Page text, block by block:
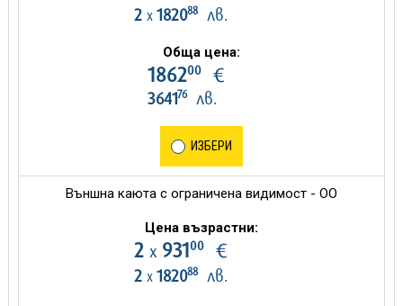
2 х 182088лв.
Обща цена:
186200€
364176лв.
ИЗБЕРИ
Външна каюта с ограничена видимост - OO
Цена възрастни:
2 х 93100€
2 х 182088лв.